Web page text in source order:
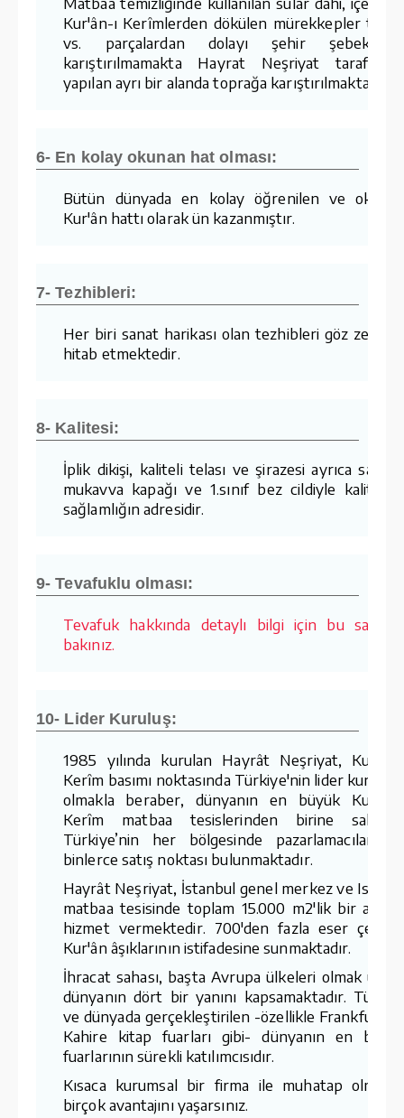
Kur'ân-ı Kerîmlerden dökülen mürekkepler
vs. parçalardan dolayı şehir
karıştırılmamakta Hayrat Neşriyat
yapılan ayrı bir alanda toprağa karıştırılmaktadır.
6- En kolay okunan hat olması:
Bütün dünyada en kolay öğrenilen ve
Kur'ân hattı olarak ün kazanmıştır.
7- Tezhibleri:
Her biri sanat harikası olan tezhibleri göz
hitab etmektedir.
8- Kalitesi:
İplik dikişi, kaliteli telası ve şirazesi ayrıca
mukavva kapağı ve 1.sınıf bez cildiyle kalite
sağlamlığın adresidir.
9- Tevafuklu olması:
Tevafuk hakkında detaylı bilgi için bu
bakınız.
10- Lider Kuruluş:
1985 yılında kurulan Hayrât Neşriyat, Kur'ân-
Kerîm basımı noktasında Türkiye'nin lider
olmakla beraber, dünyanın en büyük Kur'ân-
Kerîm matbaa tesislerinden birine
Türkiye’nin her bölgesinde pazarlamacıları
binlerce satış noktası bulunmaktadır.
Hayrât Neşriyat, İstanbul genel merkez ve
matbaa tesisinde toplam 15.000 m2'lik bir
hizmet vermektedir. 700'den fazla eser
Kur'ân âşıklarının istifadesine sunmaktadır.
İhracat sahası, başta Avrupa ülkeleri olmak
dünyanın dört bir yanını kapsamaktadır.
ve dünyada gerçekleştirilen -özellikle Frankfurt
Kahire kitap fuarları gibi- dünyanın en
fuarlarının sürekli katılımcısıdır.
Kısaca kurumsal bir firma ile muhatap
birçok avantajını yaşarsınız.